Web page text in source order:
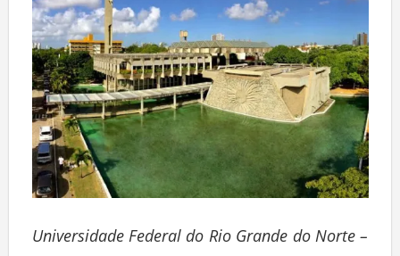
Universidade Federal do Rio Grande do Norte –